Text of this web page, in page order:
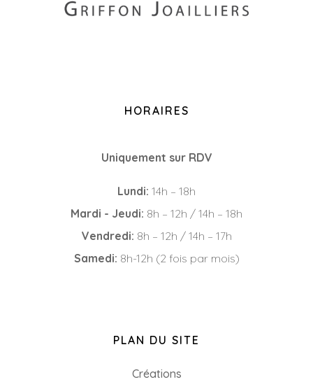
HORAIRES
Uniquement sur RDV
Lundi: 14h – 18h
Mardi - Jeudi: 8h – 12h / 14h – 18h
Vendredi: 8h – 12h / 14h – 17h
Samedi: 8h-12h (2 fois par mois)
PLAN DU SITE
Créations